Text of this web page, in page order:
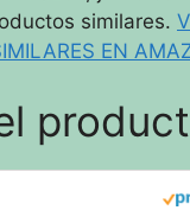
similares.
EN